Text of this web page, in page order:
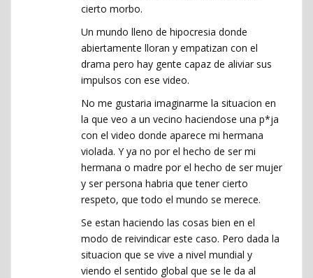
cierto morbo.
Un mundo lleno de hipocresia donde
abiertamente lloran y empatizan con el
drama pero hay gente capaz de aliviar sus
impulsos con ese video.
No me gustaria imaginarme la situacion en
la que veo a un vecino haciendose una p*ja
con el video donde aparece mi hermana
violada. Y ya no por el hecho de ser mi
hermana o madre por el hecho de ser mujer
y ser persona habria que tener cierto
respeto, que todo el mundo se merece.
Se estan haciendo las cosas bien en el
modo de reivindicar este caso. Pero dada la
situacion que se vive a nivel mundial y
viendo el sentido global que se le da al